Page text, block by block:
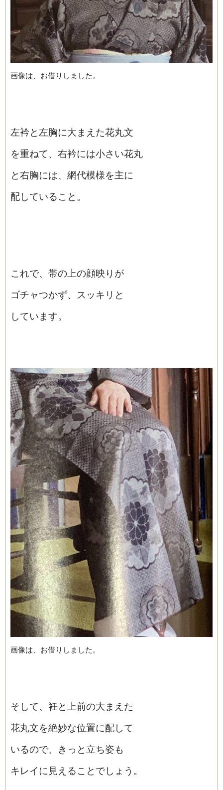
画像は、お借りしました。
左衿と左胸に大まえた花丸文
を重ねて、右衿には小さい花丸
と右胸には、網代模様を主に
配していること。
これで、帯の上の顔映りが
ゴチャつかず、スッキリと
しています。
画像は、お借りしました。
そして、衽と上前の大まえた
花丸文を絶妙な位置に配して
いるので、きっと立ち姿も
キレイに見えることでしょう。